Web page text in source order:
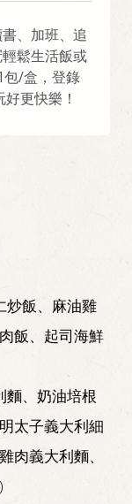
、加班、追
鬆生活飯或
包/盒，登錄
更快樂！
炒飯、麻油雞
飯、起司海鮮
麵、奶油培根
太子義大利細
肉義大利麵、